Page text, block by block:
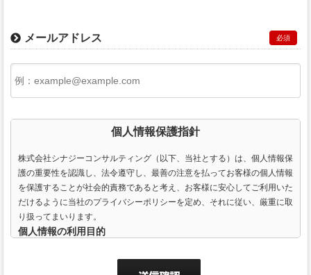
メールアドレス 必須
個人情報保護指針
株式会社シナジーコンサルティング（以下、当社とする）は、個人情報保
護の重要性を認識し、法令遵守し、最善の注意を払ってお客様の個人情報
を保護することが社会的責務であると考え、お客様に安心してご利用いた
だけるように当社のプライバシーポリシーを定め、それに従い、厳重に取
り扱ってまいります。
個人情報の利用目的